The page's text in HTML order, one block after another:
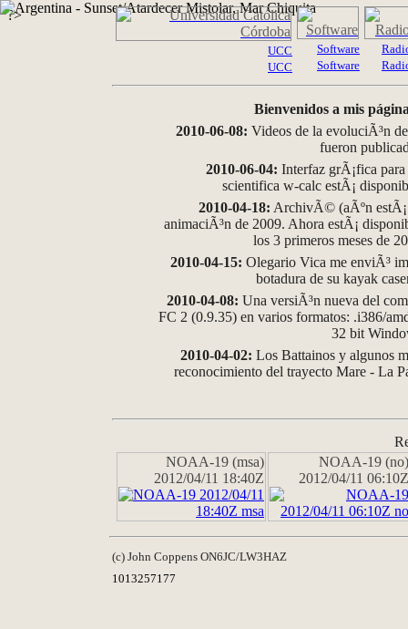
?>
UCC
UCC
Software
Software
Bienvenidos a mis
2010-06-08: Videos de la evoluciÃ³n
fueron
2010-06-04: Interfaz grÃ¡fica
scientifica w-calc estÃ¡
2010-04-18: ArchivÃ© (aÃºn
animaciÃ³n de 2009. Ahora estÃ¡
los 3 primeros meses de
2010-04-15: Olegario Vica me enviÃ³
botadura de su kayak
2010-04-08: Una versiÃ³n nueva del
FC 2 (0.9.35) en varios formatos: .i386/
32 bit
2010-04-02: Los Battainos y algunos
reconocimiento del trayecto Mare - La
NOAA-19 (msa)
2012/04/11 18:40Z
NOAA-19 (no)
2012/04/11 06:10Z
(c) John Coppens ON6JC/LW3HAZ
1013257177